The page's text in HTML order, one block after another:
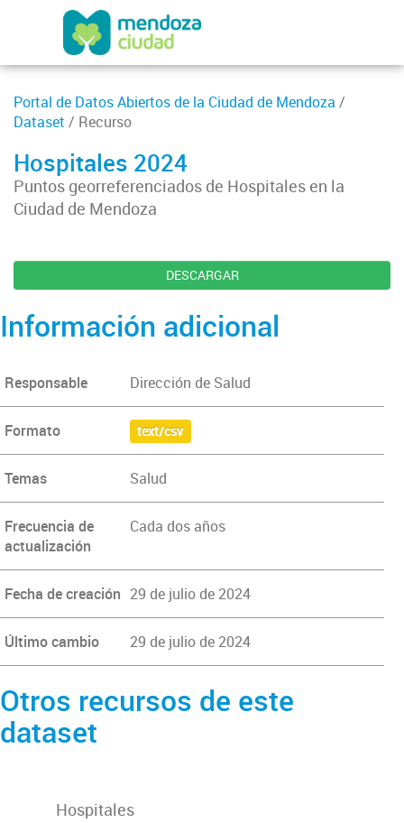
Portal de Datos Abiertos de la Ciudad de Mendoza /
Dataset / Recurso
Hospitales 2024
Puntos georreferenciados de Hospitales en la
Ciudad de Mendoza
DESCARGAR
Información adicional
Responsable Dirección de Salud
Formato text/csv
Temas Salud
Frecuencia de
actualización
Cada dos años
Fecha de creación 29 de julio de 2024
Último cambio 29 de julio de 2024
Otros recursos de este
dataset
Hospitales